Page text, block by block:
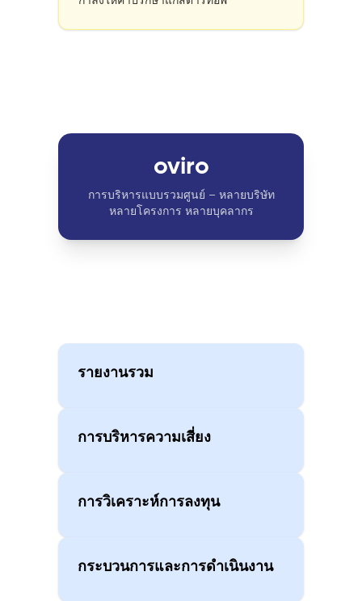
oviro
การบริหารแบบรวมศูนย์ – หลายบริษัท
หลายโครงการ หลายบุคลากร
รายงานรวม
การบริหารความเสี่ยง
การวิเคราะห์การลงทุน
กระบวนการและการดำเนินงาน